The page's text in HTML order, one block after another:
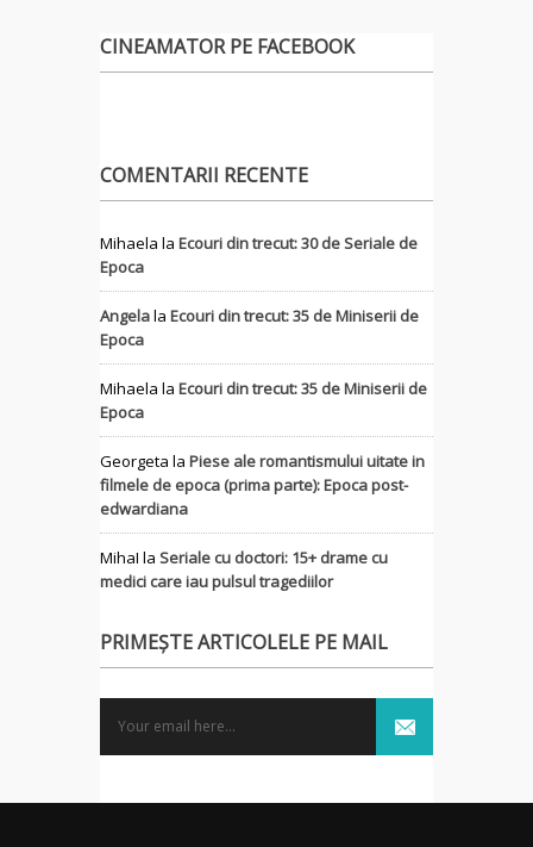
CINEAMATOR PE FACEBOOK
COMENTARII RECENTE
Mihaela la Ecouri din trecut: 30 de Seriale de
Epoca
Angelala Ecouri din trecut: 35 de Miniserii de
Epoca
Mihaela la Ecouri din trecut: 35 de Miniserii de
Epoca
Georgeta la Piese ale romantismului uitate in
filmele de epoca (prima parte): Epoca post-
edwardiana
MihaI la Seriale cu doctori: 15+ drame cu
medici care iau pulsul tragediilor
PRIMEȘTE ARTICOLELE PE MAIL